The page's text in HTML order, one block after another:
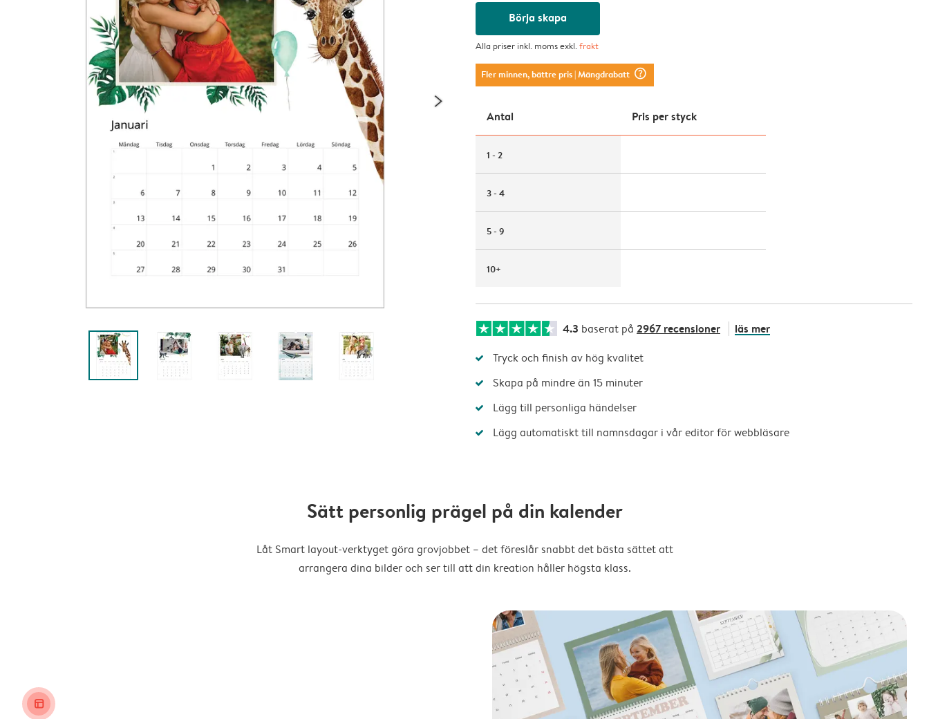
Börja skapa
Alla priser inkl. moms exkl.frakt
Fler minnen, bättre pris| Mängdrabatt question_mark_circle
Antal Pris per styck
1 - 2
3 - 4
5 - 9
10+
4.3 baserat på 2967 recensioner läs mer
Tryck och finish av hög kvalitet
Skapa på mindre än 15 minuter
Lägg till personliga händelser
Lägg automatiskt till namnsdagar i vår editor för webbläsare
Sätt personlig prägel på din kalender
Låt Smart layout-verktyget göra grovjobbet – det föreslår snabbt det bästa sättet att
arrangera dina bilder och ser till att din kreation håller högsta klass.
layout_alt